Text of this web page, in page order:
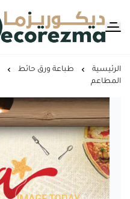
Decorezma
الرئيسية طباعة ورق حائط
المطاعم